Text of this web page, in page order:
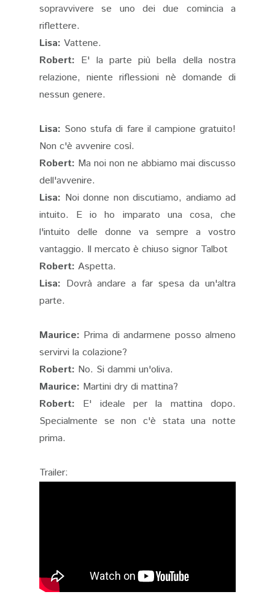
sopravvivere se uno dei due comincia a
riflettere.
Lisa: Vattene.
Robert: E' la parte più bella della nostra
relazione, niente riflessioni nè domande di
nessun genere.
Lisa: Sono stufa di fare il campione gratuito!
Non c'è avvenire così.
Robert: Ma noi non ne abbiamo mai discusso
dell'avvenire.
Lisa: Noi donne non discutiamo, andiamo ad
intuito. E io ho imparato una cosa, che
l'intuito delle donne va sempre a vostro
vantaggio. Il mercato è chiuso signor Talbot
Robert: Aspetta.
Lisa: Dovrà andare a far spesa da un'altra
parte.
Maurice: Prima di andarmene posso almeno
servirvi la colazione?
Robert: No. Si dammi un'oliva.
Maurice: Martini dry di mattina?
Robert: E' ideale per la mattina dopo.
Specialmente se non c'è stata una notte
prima.
Trailer: